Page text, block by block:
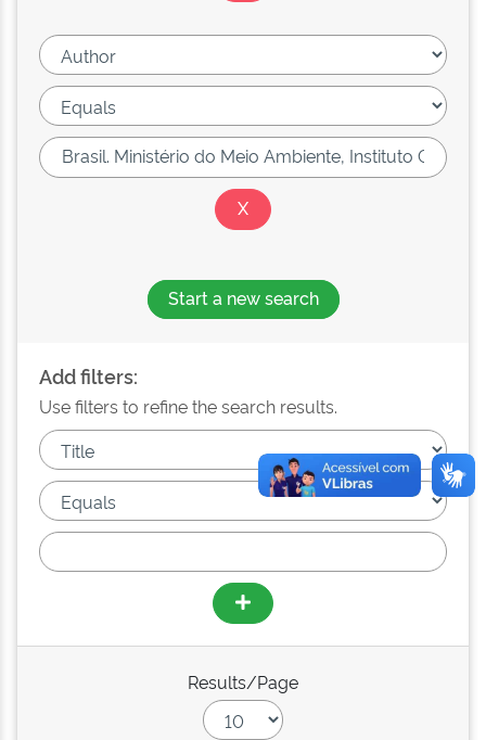
Start a new search
Add filters:
Use filters to refine the search results.
Results/Page